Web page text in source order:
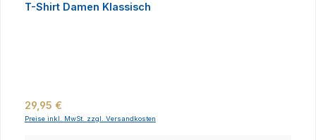
T-Shirt Damen Klassisch
Regulärer Preis:
29,95 €
Preise inkl. MwSt. zzgl. Versandkosten